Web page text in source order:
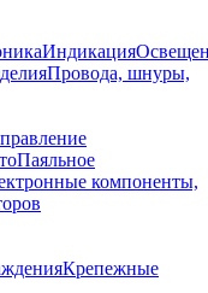
Индикация
Провода, шнуры,
Паяльное
компоненты,
Крепежные